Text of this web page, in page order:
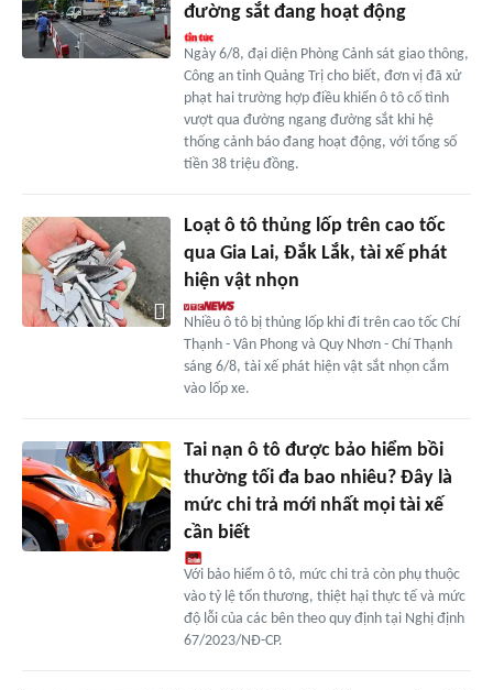
đường sắt đang hoạt động
Ngày 6/8, đại diện Phòng Cảnh sát giao thông,
Công an tỉnh Quảng Trị cho biết, đơn vị đã xử
phạt hai trường hợp điều khiển ô tô cố tình
vượt qua đường ngang đường sắt khi hệ
thống cảnh báo đang hoạt động, với tổng số
tiền 38 triệu đồng.
Loạt ô tô thủng lốp trên cao tốc
qua Gia Lai, Đắk Lắk, tài xế phát
hiện vật nhọn
Nhiều ô tô bị thủng lốp khi đi trên cao tốc Chí
Thạnh - Vân Phong và Quy Nhơn - Chí Thạnh
sáng 6/8, tài xế phát hiện vật sắt nhọn cắm
vào lốp xe.
Tai nạn ô tô được bảo hiểm bồi
thường tối đa bao nhiêu? Đây là
mức chi trả mới nhất mọi tài xế
cần biết
Với bảo hiểm ô tô, mức chi trả còn phụ thuộc
vào tỷ lệ tổn thương, thiệt hại thực tế và mức
độ lỗi của các bên theo quy định tại Nghị định
67/2023/NĐ-CP.